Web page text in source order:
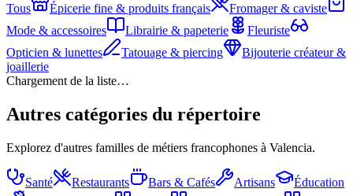
Tous Épicerie fine & produits français
Fromager & caviste
Mode & accessoires
Librairie & papeterie
Fleuriste
Opticien & lunettes
Tatouage & piercing
Bijouterie créateur &
joaillerie
Chargement de la liste…
Autres catégories du répertoire
Explorez d'autres familles de métiers francophones à Valencia.
Santé Restaurants Bars & Cafés Artisans
Éducation